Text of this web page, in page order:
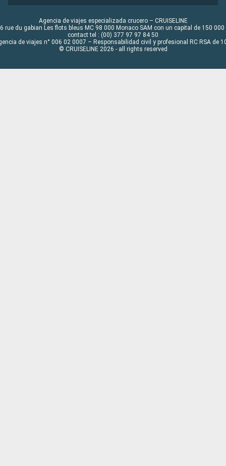
Agencia de viajes especializada crucero – CRUISELINE
rue du gabian Les flots bleus MC 98 000 Monaco SAM con un capital de 150 000
contact tel : (00) 377 97 97 84 50
de viajes n° 006 02 0007 – Responsabilidad civil y profesional RC RSA de
© CRUISELINE 2026 - all rights reserved